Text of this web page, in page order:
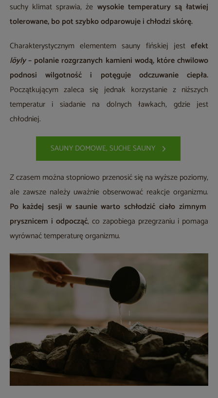
suchy klimat sprawia, że wysokie temperatury są łatwiej
tolerowane, bo pot szybko odparowuje i chłodzi skórę.
Charakterystycznym elementem sauny fińskiej jest efekt
löyly– polanie rozgrzanych kamieni wodą, które chwilowo
podnosi wilgotność i potęguje odczuwanie ciepła.
Początkującym zaleca się jednak korzystanie z niższych
temperatur i siadanie na dolnych ławkach, gdzie jest
chłodniej.
SAUNY DOMOWE, SUCHE SAUNY
Z czasem można stopniowo przenosić się na wyższe poziomy,
ale zawsze należy uważnie obserwować reakcje organizmu.
Po każdej sesji w saunie warto schłodzić ciało zimnym
prysznicem i odpocząć, co zapobiega przegrzaniu i pomaga
wyrównać temperaturę organizmu.